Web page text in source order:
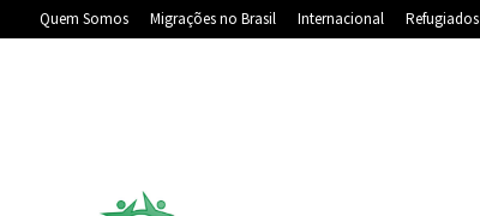
Quem Somos Migrações no Brasil Internacional Refugiados